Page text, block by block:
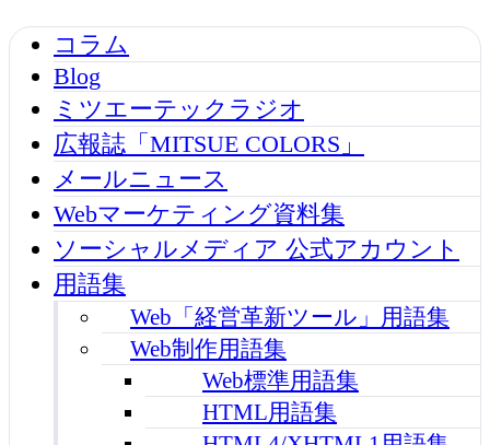
コラム
Blog
ミツエーテックラジオ
広報誌「MITSUE COLORS」
メールニュース
Webマーケティング資料集
ソーシャルメディア 公式アカウント
用語集
Web「経営革新ツール」用語集
Web制作用語集
Web標準用語集
HTML用語集